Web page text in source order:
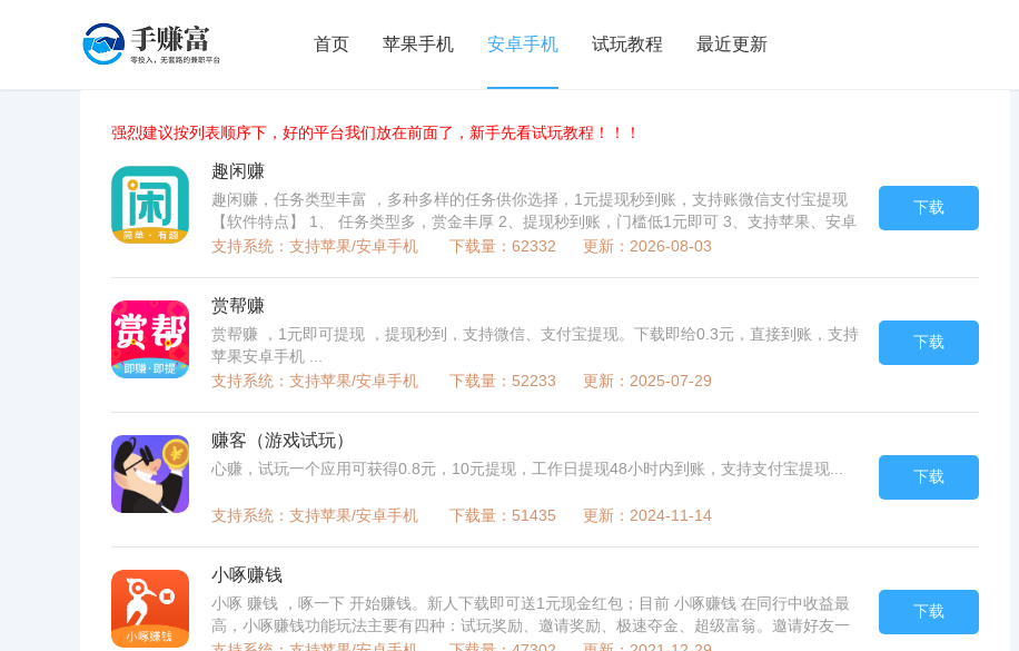
首页 苹果手机 安卓手机 试玩教程 最近更新
强烈建议按列表顺序下，好的平台我们放在前面了，新手先看试玩教程！！！
趣闲赚
趣闲赚，任务类型丰富 ，多种多样的任务供你选择，1元提现秒到账，支持账微信支付宝提现
【软件特点】 1、 任务类型多，赏金丰厚 2、提现秒到账，门槛低1元即可 3、支持苹果、安卓
手机用户玩 ...
支持系统：支持苹果/安卓手机 下载量：62332 更新：2026-08-03
下载
赏帮赚
赏帮赚 ，1元即可提现 ，提现秒到，支持微信、支付宝提现。下载即给0.3元，直接到账，支持
苹果安卓手机 ...
支持系统：支持苹果/安卓手机 下载量：52233 更新：2025-07-29
下载
赚客（游戏试玩）
心赚，试玩一个应用可获得0.8元，10元提现，工作日提现48小时内到账，支持支付宝提现...
支持系统：支持苹果/安卓手机 下载量：51435 更新：2024-11-14
下载
小啄赚钱
小啄 赚钱 ，啄一下 开始赚钱。新人下载即可送1元现金红包；目前 小啄赚钱 在同行中收益最
高，小啄赚钱功能玩法主要有四种：试玩奖励、邀请奖励、极速夺金、超级富翁。邀请好友一
下载